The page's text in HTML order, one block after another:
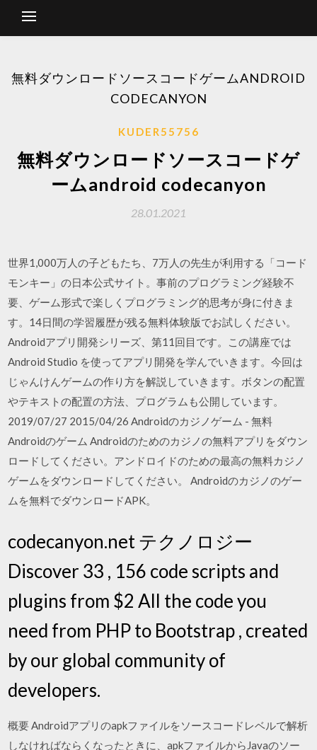
無料ダウンロードソースコードゲームANDROID
CODECANYON
KUDER55756
無料ダウンロードソースコードゲ
ームandroid codecanyon
28.01.2021
世界1,000万人の子どもたち、7万人の先生が利用する「コード
モンキー」の日本公式サイト。事前のプログラミング経験不
要、ゲーム形式で楽しくプログラミング的思考が身に付きま
す。14日間の学習履歴が残る無料体験版でお試しください。
Androidアプリ開発シリーズ、第11回目です。この講座では
Android Studio を使ってアプリ開発を学んでいきます。今回は
じゃんけんゲームの作り方を解説していきます。ボタンの配置
やテキストの配置の方法、プログラムも公開しています。
2019/07/27 2015/04/26 Androidのカジノゲーム - 無料
Androidのゲーム Androidのためのカジノの無料アプリをダウン
ロードしてください。アンドロイドのための最高の無料カジノ
ゲームをダウンロードしてください。 Androidのカジノのゲー
ムを無料でダウンロードAPK。
codecanyon.net テクノロジー
Discover 33 , 156 code scripts and
plugins from $2 All the code you
need from PHP to Bootstrap , created
by our global community of
developers.
概要 Androidアプリのapkファイルをソースコードレベルで解析
しなければならくなったときに、apkファイルからJavaのソー